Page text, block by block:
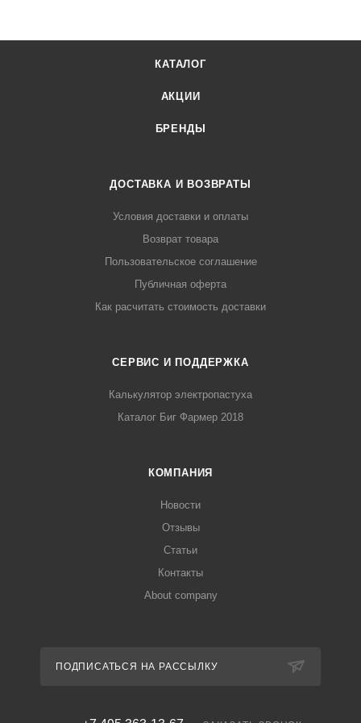
КАТАЛОГ
АКЦИИ
БРЕНДЫ
ДОСТАВКА И ВОЗВРАТЫ
Условия доставки и оплаты
Возврат товара
Пользовательское соглашение
Публичная оферта
Как расчитать стоимость доставки
СЕРВИС И ПОДДЕРЖКА
Калькулятор электропастуха
Каталог Биг Фармер 2018
КОМПАНИЯ
Новости
Отзывы
Статьи
Контакты
About company
ПОДПИСАТЬСЯ НА РАССЫЛКУ